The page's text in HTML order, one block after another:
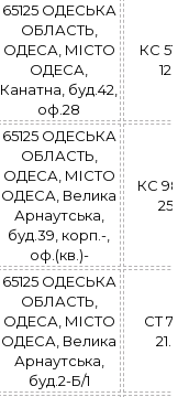
65125 ОДЕСЬКА
ОБЛАСТЬ,
ОДЕСА, МІСТО
ОДЕСА,
Канатна, буд.42,
оф.28
КС
65125 ОДЕСЬКА
ОБЛАСТЬ,
ОДЕСА, МІСТО
ОДЕСА, Велика
Арнаутська,
буд.39, корп.-,
оф.(кв.)-
КС
65125 ОДЕСЬКА
ОБЛАСТЬ,
ОДЕСА, МІСТО
ОДЕСА, Велика
Арнаутська,
буд.2-Б/1
СТ